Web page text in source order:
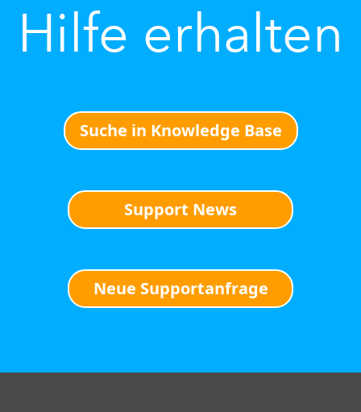
Hilfe erhalten
Suche in Knowledge Base
Support News
Neue Supportanfrage